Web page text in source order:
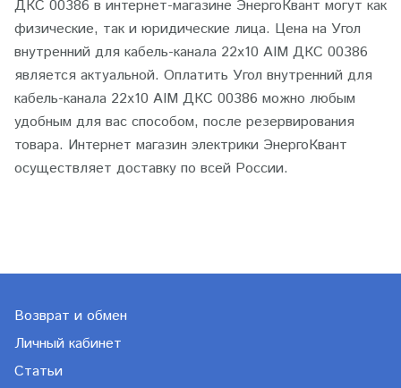
ДКС 00386 в интернет-магазине ЭнергоКвант могут как
физические, так и юридические лица. Цена на Угол
внутренний для кабель-канала 22х10 AIM ДКС 00386
является актуальной. Оплатить Угол внутренний для
кабель-канала 22х10 AIM ДКС 00386 можно любым
удобным для вас способом, после резервирования
товара. Интернет магазин электрики ЭнергоКвант
осуществляет доставку по всей России.
Возврат и обмен
Личный кабинет
Статьи